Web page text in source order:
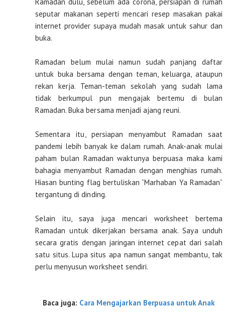
seputar makanan seperti mencari resep masakan pakai
internet provider supaya mudah masak untuk sahur dan
buka.
Ramadan belum mulai namun sudah panjang daftar
untuk buka bersama dengan teman, keluarga, ataupun
rekan kerja. Teman-teman sekolah yang sudah lama
tidak berkumpul pun mengajak bertemu di bulan
Ramadan. Buka bersama menjadi ajang reuni.
Sementara itu, persiapan menyambut Ramadan saat
pandemi lebih banyak ke dalam rumah. Anak-anak mulai
paham bulan Ramadan waktunya berpuasa maka kami
bahagia menyambut Ramadan dengan menghias rumah.
Hiasan bunting flag bertuliskan “Marhaban Ya Ramadan”
tergantung di dinding.
Selain itu, saya juga mencari worksheet bertema
Ramadan untuk dikerjakan bersama anak. Saya unduh
secara gratis dengan jaringan internet cepat dari salah
satu situs. Lupa situs apa namun sangat membantu, tak
perlu menyusun worksheet sendiri.
Baca juga: Cara Mengajarkan Berpuasa untuk Anak